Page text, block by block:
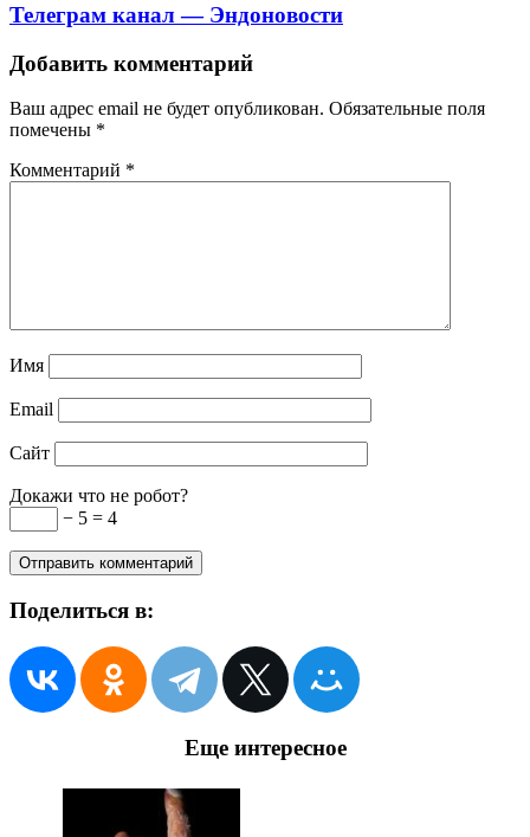
Телеграм канал — Эндоновости
Добавить комментарий
Ваш адрес email не будет опубликован. Обязательные поля
помечены *
Комментарий *
Имя
Email
Сайт
Докажи что не робот?
− 5 = 4
Поделиться в:
Еще интересное